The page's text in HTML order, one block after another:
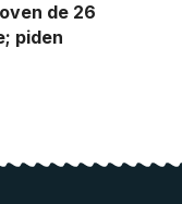
de 26
piden